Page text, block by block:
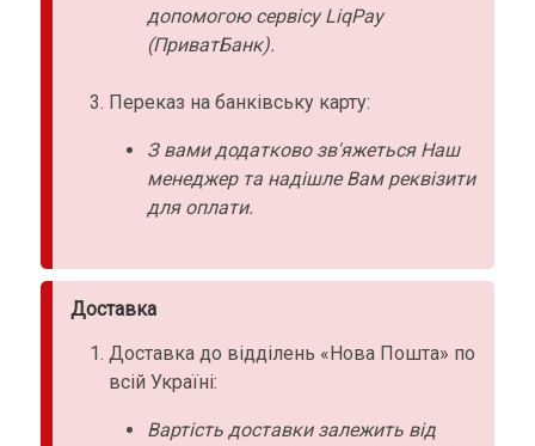
допомогою сервісу LiqPay
(ПриватБанк).
Переказ на банківську карту:
З вами додатково зв'яжеться Наш
менеджер та надішле Вам реквізити
для оплати.
Доставка
Доставка до відділень «Нова Пошта» по
всій Україні:
Вартість доставки залежить від